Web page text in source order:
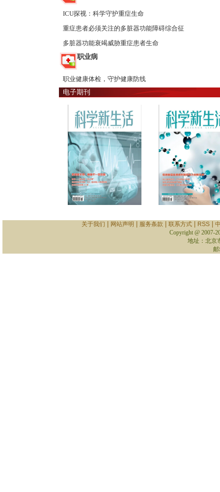
ICU探视：科学守护重症生命
重症患者必须关注的多脏器功能障碍综合征
多脏器功能衰竭威胁重症患者生命
职业病
职业健康体检，守护健康防线
电子期刊
关于我们 网站声明 服务条款 联系方式 RSS
Copyright @ 2007-
地址：北京
邮